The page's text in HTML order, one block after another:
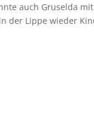
auch Gruselda
der Lippe wieder